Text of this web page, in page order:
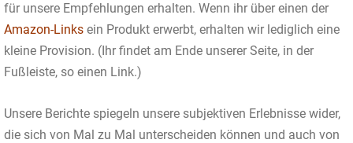
für unsere Empfehlungen erhalten. Wenn ihr über einen der
Amazon-Links ein Produkt erwerbt, erhalten wir lediglich eine
kleine Provision. (Ihr findet am Ende unserer Seite, in der
Fußleiste, so einen Link.)
Unsere Berichte spiegeln unsere subjektiven Erlebnisse wider,
die sich von Mal zu Mal unterscheiden können und auch von